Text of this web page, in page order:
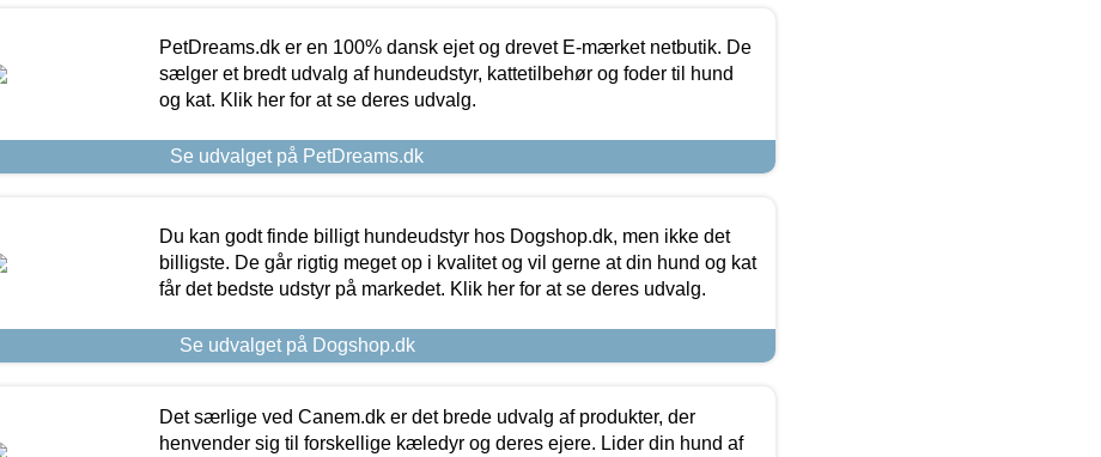
PetDreams.dk er en 100% dansk ejet og drevet E-mærket netbutik. De
sælger et bredt udvalg af hundeudstyr, kattetilbehør og foder til hund
og kat. Klik her for at se deres udvalg.
Se udvalget på PetDreams.dk
Du kan godt finde billigt hundeudstyr hos Dogshop.dk, men ikke det
billigste. De går rigtig meget op i kvalitet og vil gerne at din hund og kat
får det bedste udstyr på markedet. Klik her for at se deres udvalg.
Se udvalget på Dogshop.dk
Det særlige ved Canem.dk er det brede udvalg af produkter, der
henvender sig til forskellige kæledyr og deres ejere. Lider din hund af